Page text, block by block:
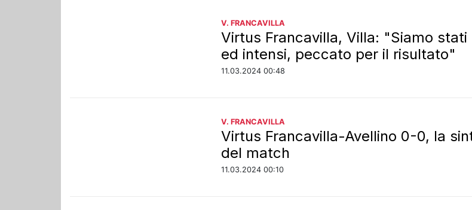
V. FRANCAVILLA
Virtus Francavilla, Villa: "Siamo stati
ed intensi, peccato per il risultato"
11.03.2024 00:48
V. FRANCAVILLA
Virtus Francavilla-Avellino 0-0, la
del match
11.03.2024 00:10